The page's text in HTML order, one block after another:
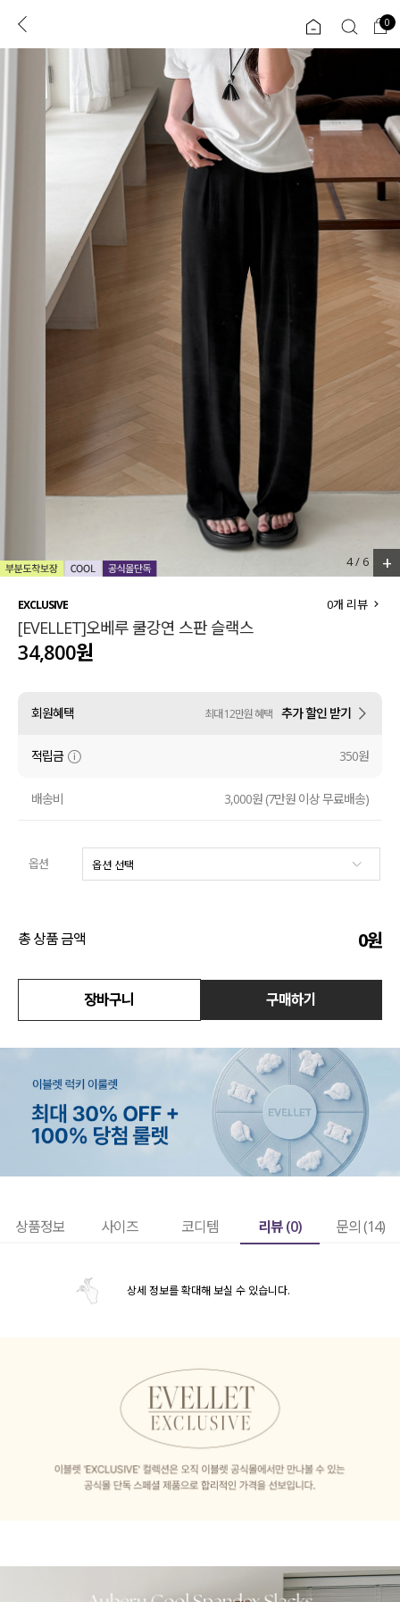
로그인 0
ENG
TW
JP
리뷰 & 혜택 플러스핏 회원혜택
CATEGORY COMMUNITY
인플루언서 pick!
신상 5%
티셔츠
셔츠
원피스
니트
익스클루시브
아우터
원피스
팬츠
스커트
언더웨어
0
4/ 6 +
EXCLUSIVE
[EVELLET]오베루 쿨강연 스판 슬랙스
0개 리뷰
34,800원
회원혜택 최대 12만원 혜택 추가 할인 받기
적립금 350원
배송비 3,000원 (7만원 이상 무료배송)
옵션
총 상품 금액 0원
장바구니 구매하기
상품정보 사이즈 코디템 리뷰 (0) 문의 (14)
상세 정보를 확대해 보실 수 있습니다.